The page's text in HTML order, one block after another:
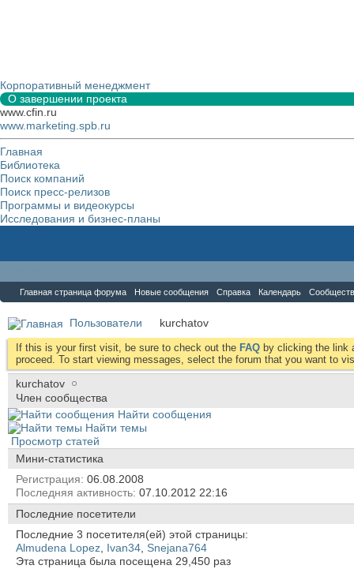
Корпоративный менеджмент
О завершении проекта
www.cfin.ru
www.marketing.spb.ru
Главная
Библиотека
Поиск компаний
Поиск пресс-релизов
Программы и видеокурсы
Исследования и бизнес-планы
Главная страница форума Новые сообщения Справка Календарь
Пользователи kurchatov
If this is your first visit, be sure to check out the FAQ by clicking the link
proceed. To start viewing messages, select the forum that you want to
kurchatov
Член сообщества
Найти сообщения
Найти темы
Просмотр статей
Мини-статистика
Регистрация 06.08.2008
Последняя активность 07.10.2012 22:16
Последние посетители
Последние 3 посетителя(ей) этой страницы:
Almudena Lopez, Ivan34, Snejana764
Эта страница была посещена 29,450 раз